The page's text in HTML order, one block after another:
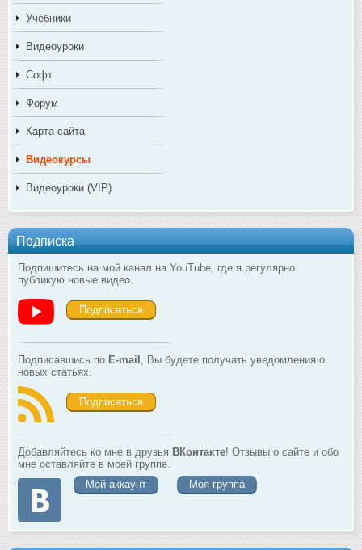
Учебники
Видеоуроки
Софт
Форум
Карта сайта
Видеокурсы
Видеоуроки (VIP)
Подписка
Подпишитесь на мой канал на YouTube, где я регулярно
публикую новые видео.
Подписаться
Подписавшись по E-mail , Вы будете получать уведомления о
новых статьях.
Подписаться
Добавляйтесь ко мне в друзья ВКонтакте! Отзывы о сайте и обо
мне оставляйте в моей группе.
Мой аккаунт
Моя группа